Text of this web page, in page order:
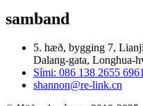
samband
5. hæð, bygging 7,
Dalang-gata, Longhua-
Sími: 086 138 2655
shannon@re-link.cn